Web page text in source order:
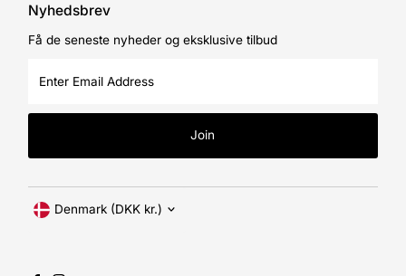
Nyhedsbrev
Få de seneste nyheder og eksklusive tilbud
Email
Join
Currency
Denmark (DKK kr.)